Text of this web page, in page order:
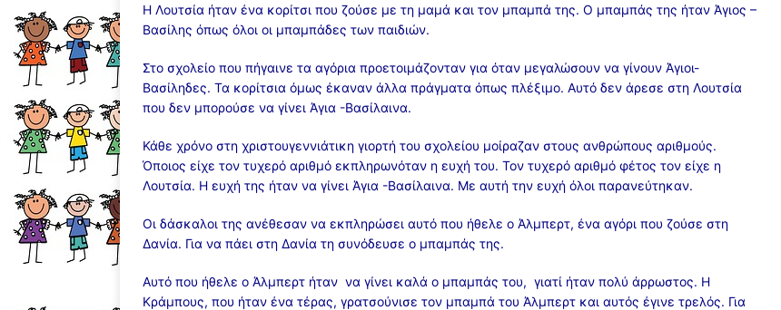
Η Λουτσία ήταν ένα κορίτσι που ζούσε με τη μαμά και τον μπαμπά της. Ο μπαμπάς της ήταν Άγιος –
Βασίλης όπως όλοι οι μπαμπάδες των παιδιών.
Στο σχολείο που πήγαινε τα αγόρια προετοιμάζονταν για όταν μεγαλώσουν να γίνουν Άγιοι-
Βασίληδες. Τα κορίτσια όμως έκαναν άλλα πράγματα όπως πλέξιμο. Αυτό δεν άρεσε στη Λουτσία
που δεν μπορούσε να γίνει Άγια -Βασίλαινα.
Κάθε χρόνο στη χριστουγεννιάτικη γιορτή του σχολείου μοίραζαν στους ανθρώπους αριθμούς.
Όποιος είχε τον τυχερό αριθμό εκπληρωνόταν η ευχή του. Τον τυχερό αριθμό φέτος τον είχε η
Λουτσία. Η ευχή της ήταν να γίνει Άγια -Βασίλαινα. Με αυτή την ευχή όλοι παρανεύτηκαν.
Οι δάσκαλοι της ανέθεσαν να εκπληρώσει αυτό που ήθελε ο Άλμπερτ, ένα αγόρι που ζούσε στη
Δανία. Για να πάει στη Δανία τη συνόδευσε ο μπαμπάς της.
Αυτό που ήθελε ο Άλμπερτ ήταν να γίνει καλά ο μπαμπάς του, γιατί ήταν πολύ άρρωστος. Η
Κράμπους, που ήταν ένα τέρας, γρατσούνισε τον μπαμπά του Άλμπερτ και αυτός έγινε τρελός. Για